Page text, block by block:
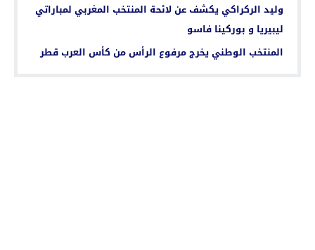
وليد الركراكي يكشف عن لائحة المنتخب المغربي لمباراتي
ليبيريا و بوركينا فاسو
المنتخب الوطني يخرج مرفوع الرأس من كأس العرب قطر